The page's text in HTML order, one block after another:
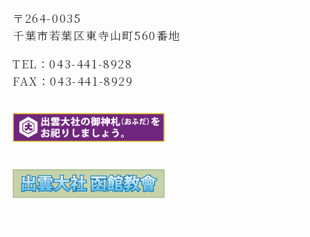
〒264-0035
千葉市若葉区東寺山町560番地
TEL：043-441-8928
FAX：043-441-8929